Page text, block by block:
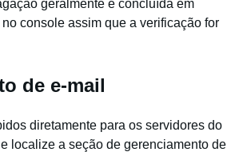
geralmente é concluída em
console assim que a verificação for
de e-mail
diretamente para os servidores do
localize a seção de gerenciamento de